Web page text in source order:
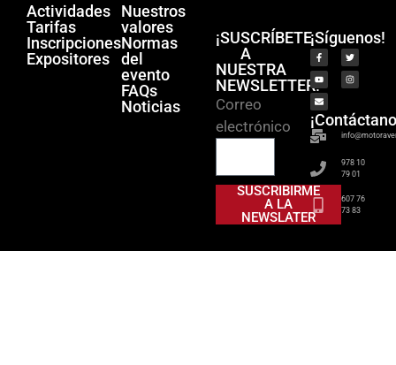
Actividades
Tarifas
Inscripciones
Expositores
Nuestros
valores
Normas
del
evento
FAQs
Noticias
¡SUSCRÍBETE
A
NUESTRA
NEWSLETTER!
Correo
electrónico
SUSCRIBIRME
A LA
NEWSLATER
¡Síguenos!
978 10
79 01
607 76
73 83